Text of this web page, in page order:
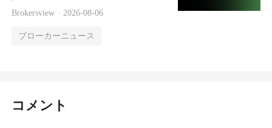
Brokersview · 2026-08-06
ブローカーニュース
コメント